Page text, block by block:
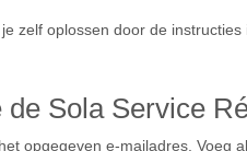
zelf oplossen door de
Sola Service
opgegeven e-mailadres. Voeg